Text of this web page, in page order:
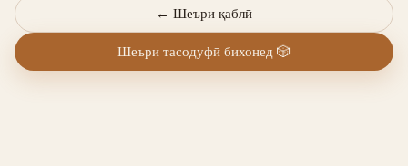
← Шеъри қаблӣ
Шеъри тасодуфӣ бихонед 🎲